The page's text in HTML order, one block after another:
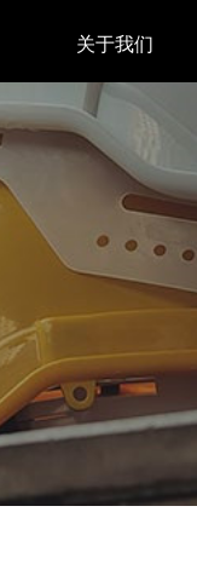
关于我们